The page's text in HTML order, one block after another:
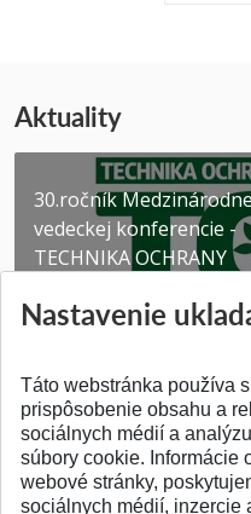
Aktuality
30.ročník
vedeckej konferencie -
TECHNIKA OCHRANY
Pridané 03.08.2026
Nastavenie
Táto webstránka používa
prispôsobenie obsahu a
sociálnych médií a
súbory cookie. Informácie
webové stránky,
sociálnych médií, inzercie